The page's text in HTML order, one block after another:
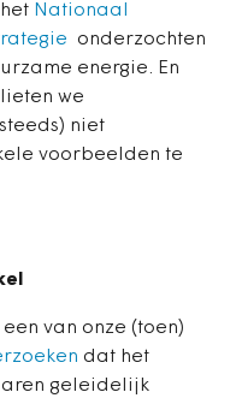
Nationaal
onderzochten
energie. En
we
niet
voorbeelden te
van onze (toen)
dat het
geleidelijk